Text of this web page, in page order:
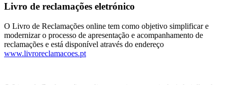
Livro de reclamações eletrónico
O Livro de Reclamações online tem como objetivo simplificar e
modernizar o processo de apresentação e acompanhamento de
reclamações e está disponível através do endereço
www.livroreclamacoes.pt